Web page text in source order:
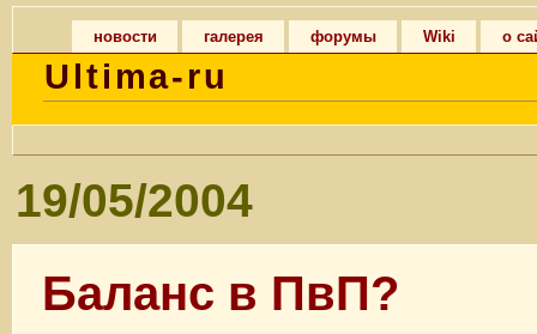
новости галерея форумы Wiki о
Ultima-ru
19/05/2004
Баланс в ПвП?